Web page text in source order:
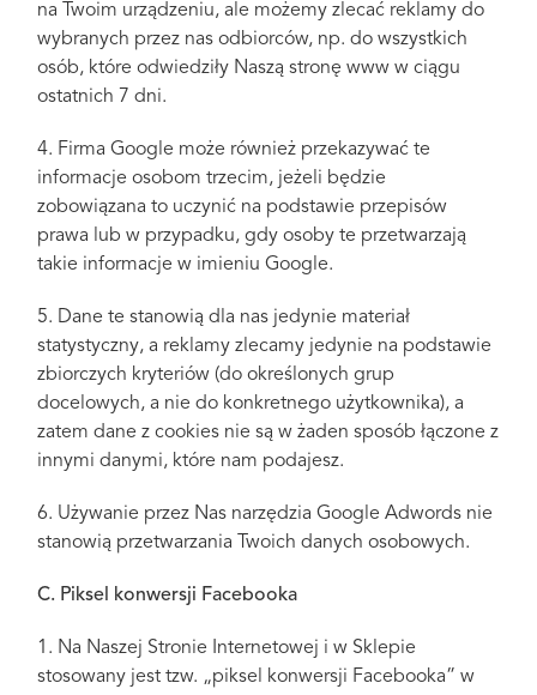
na Twoim urządzeniu, ale możemy zlecać reklamy do
wybranych przez nas odbiorców, np. do wszystkich
osób, które odwiedziły Naszą stronę www w ciągu
ostatnich 7 dni.
4. Firma Google może również przekazywać te
informacje osobom trzecim, jeżeli będzie
zobowiązana to uczynić na podstawie przepisów
prawa lub w przypadku, gdy osoby te przetwarzają
takie informacje w imieniu Google.
5. Dane te stanowią dla nas jedynie materiał
statystyczny, a reklamy zlecamy jedynie na podstawie
zbiorczych kryteriów (do określonych grup
docelowych, a nie do konkretnego użytkownika), a
zatem dane z cookies nie są w żaden sposób łączone z
innymi danymi, które nam podajesz.
6. Używanie przez Nas narzędzia Google Adwords nie
stanowią przetwarzania Twoich danych osobowych.
C. Piksel konwersji Facebooka
1. Na Naszej Stronie Internetowej i w Sklepie
stosowany jest tzw. „piksel konwersji Facebooka” w